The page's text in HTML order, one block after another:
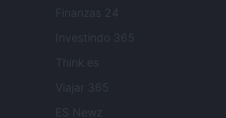
Finanzas 24
Investindo 365
Think.es
Viajar 365
ES Newz